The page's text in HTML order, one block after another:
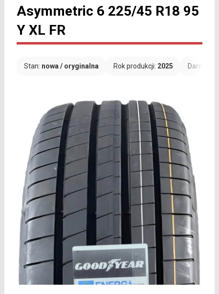
Asymmetric 6 225/45 R18 95
Y XL FR
Stan: nowa / oryginalna Rok produkcji: 2025